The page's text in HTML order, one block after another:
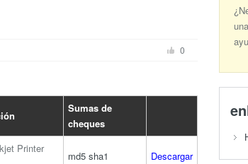
0
Sumas de
cheques
Printer
md5 sha1 Descargar